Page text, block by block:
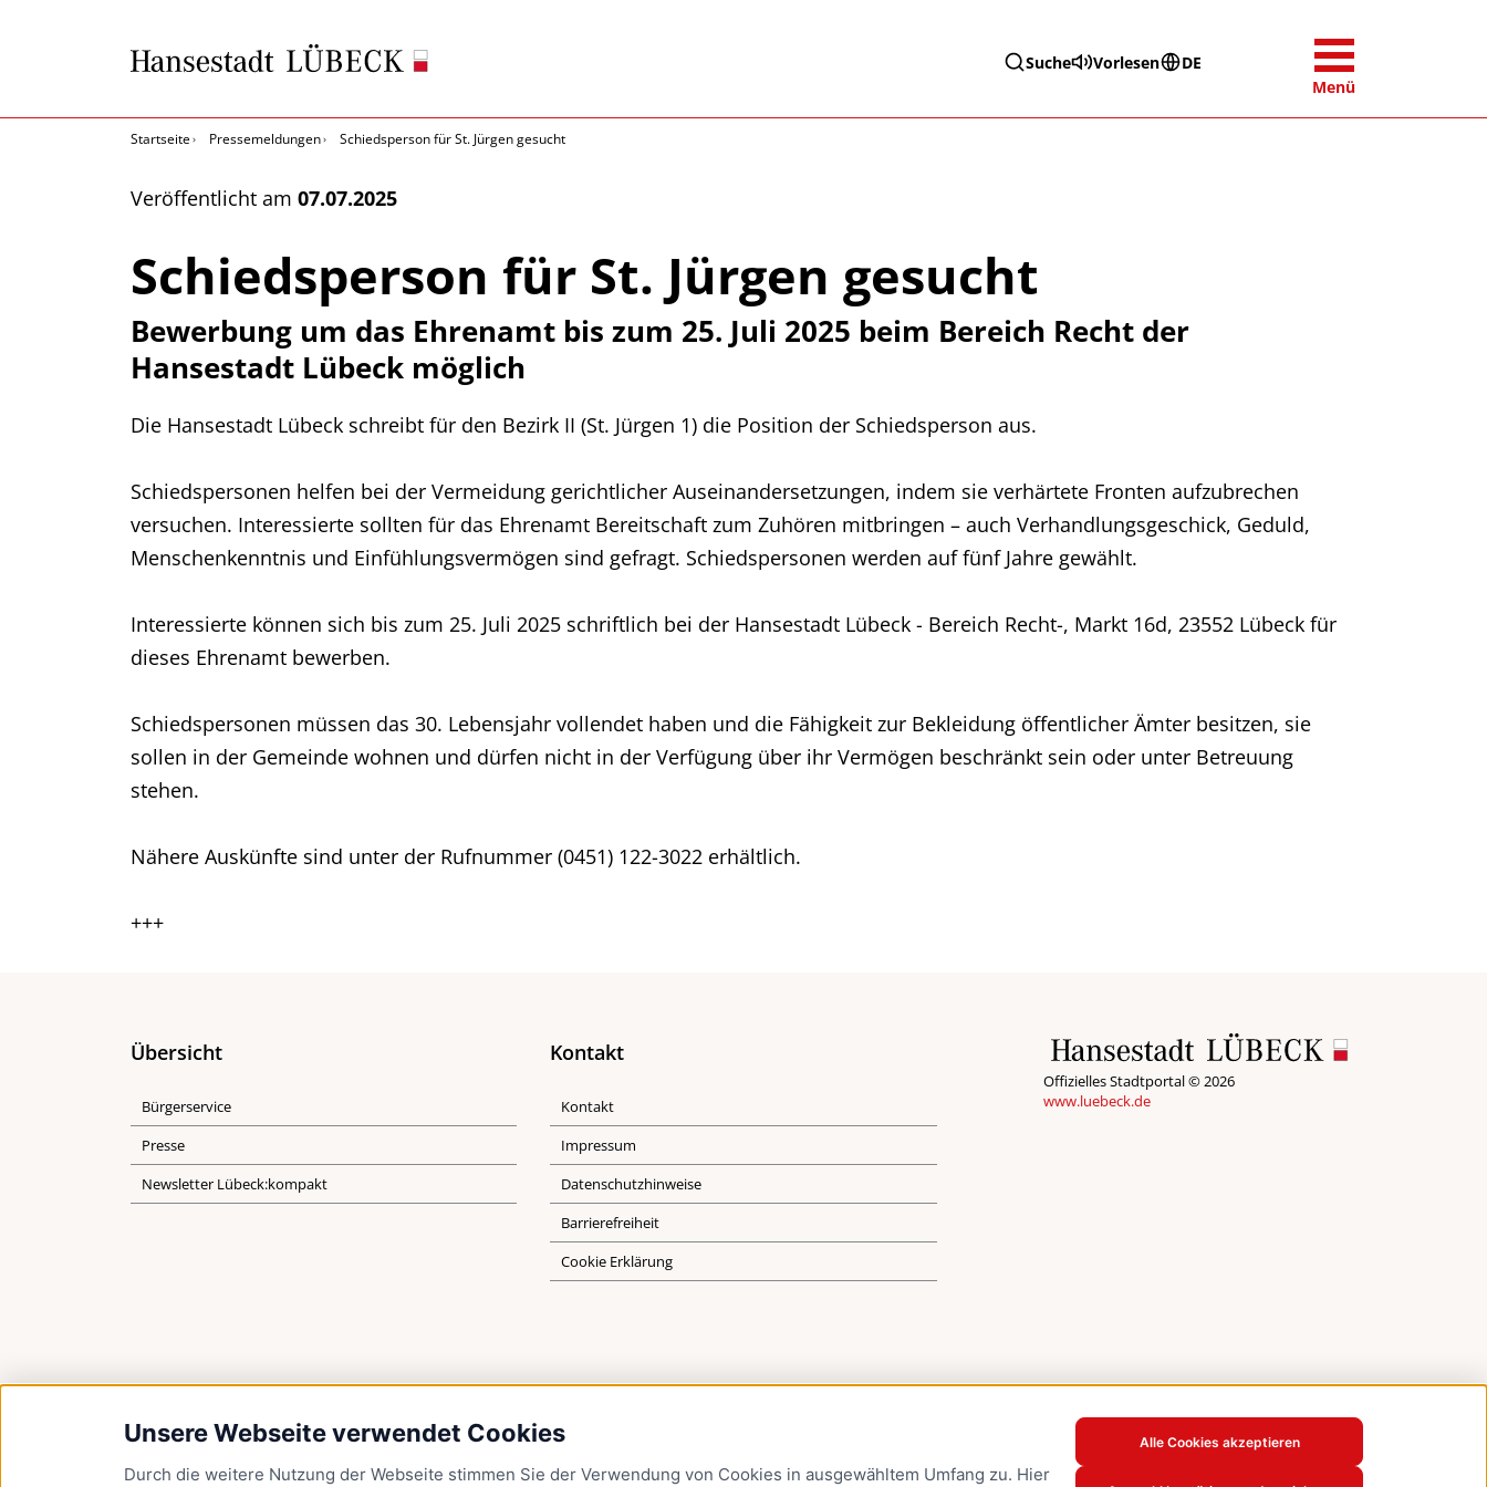
Unsere Webseite verwendet Cookies
Durch die weitere Nutzung der Webseite stimmen Sie der Verwendung von Cookies in ausgewähltem Umfang zu. Hier
Alle Cookies akzeptieren
Suche Vorlesen
DE
Menü
Startseite Pressemeldungen Schiedsperson für St. Jürgen gesucht
Veröffentlicht am 07.07.2025
Schiedsperson für St. Jürgen gesucht
Bewerbung um das Ehrenamt bis zum 25. Juli 2025 beim Bereich Recht der
Hansestadt Lübeck möglich
Die Hansestadt Lübeck schreibt für den Bezirk II (St. Jürgen 1) die Position der Schiedsperson aus.
Schiedspersonen helfen bei der Vermeidung gerichtlicher Auseinandersetzungen, indem sie verhärtete Fronten aufzubrechen
versuchen. Interessierte sollten für das Ehrenamt Bereitschaft zum Zuhören mitbringen – auch Verhandlungsgeschick, Geduld,
Menschenkenntnis und Einfühlungsvermögen sind gefragt. Schiedspersonen werden auf fünf Jahre gewählt.
Interessierte können sich bis zum 25. Juli 2025 schriftlich bei der Hansestadt Lübeck - Bereich Recht-, Markt 16d, 23552 Lübeck für
dieses Ehrenamt bewerben.
Schiedspersonen müssen das 30. Lebensjahr vollendet haben und die Fähigkeit zur Bekleidung öffentlicher Ämter besitzen, sie
sollen in der Gemeinde wohnen und dürfen nicht in der Verfügung über ihr Vermögen beschränkt sein oder unter Betreuung
stehen.
Nähere Auskünfte sind unter der Rufnummer (0451) 122-3022 erhältlich.
+++
Übersicht
Bürgerservice
Presse
Newsletter Lübeck:kompakt
Kontakt
Kontakt
Impressum
Datenschutzhinweise
Barrierefreiheit
Cookie Erklärung
Offizielles Stadtportal © 2026
www.luebeck.de